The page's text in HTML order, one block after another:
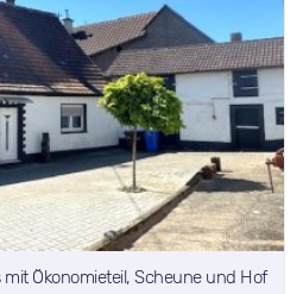
Ökonomieteil, Scheune und Hof